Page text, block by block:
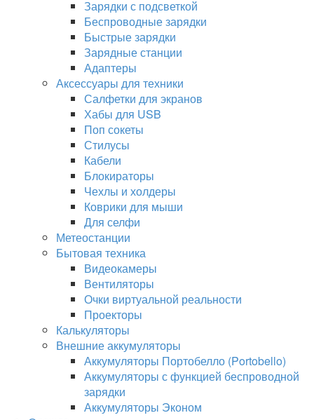
Зарядки с подсветкой
Беспроводные зарядки
Быстрые зарядки
Зарядные станции
Адаптеры
Аксессуары для техники
Салфетки для экранов
Хабы для USB
Поп сокеты
Стилусы
Кабели
Блокираторы
Чехлы и холдеры
Коврики для мыши
Для селфи
Метеостанции
Бытовая техника
Видеокамеры
Вентиляторы
Очки виртуальной реальности
Проекторы
Калькуляторы
Внешние аккумуляторы
Аккумуляторы Портобелло (Portobello)
Аккумуляторы с функцией беспроводной
зарядки
Аккумуляторы Эконом